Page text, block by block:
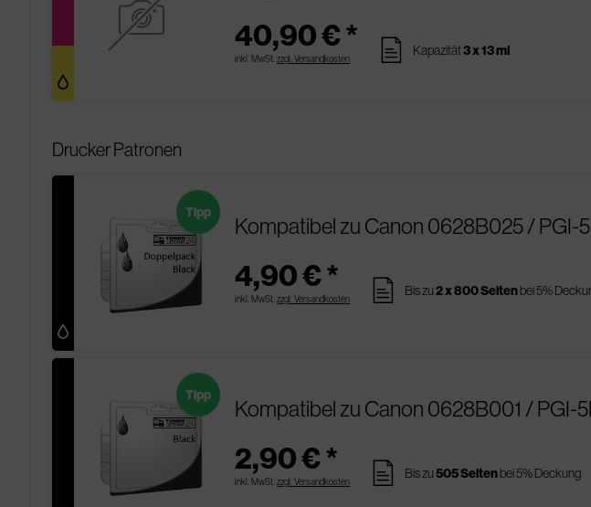
40,90 € *
inkl. MwSt. zzgl. Versandkosten pages Kapazität3 x 13 ml
Drucker Patronen
Kompatibel zu Canon 0628B025 / PGI-
4,90 € *
inkl. MwSt. zzgl. Versandkosten
Tipp
pages Bis zu2 x 800 Seitenbei 5%
Kompatibel zu Canon 0628B001 / PGI-
2,90 € *
inkl. MwSt. zzgl. Versandkosten
Tipp
pages Bis zu505 Seitenbei 5% Deckung